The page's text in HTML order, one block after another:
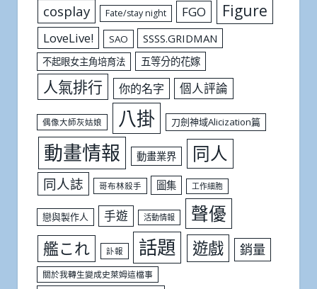
cosplay Fate/stay night FGO Figure
LoveLive! SAO SSSS.GRIDMAN
不起眼女主角培育法 五等分的花嫁
人氣排行 你的名字 個人評論
偶像大師灰姑娘 八掛 刀劍神域Alicization篇
動畫情報 動畫業界 同人
同人誌 哥布林殺手 圖集 工作細胞
戀與製作人 手遊 活動情報 聲優
艦これ 訃報 話題 遊戲 銷量
關於我轉生變成史萊姆這檔事